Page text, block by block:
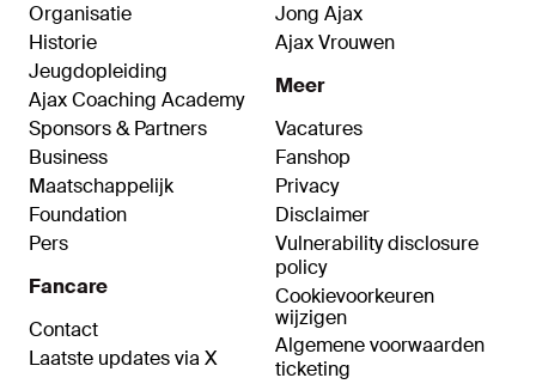
Organisatie
Historie
Jeugdopleiding
Ajax Coaching Academy
Sponsors & Partners
Business
Maatschappelijk
Foundation
Pers
Fancare
Contact
Laatste updates via X
Jong Ajax
Ajax Vrouwen
Meer
Vacatures
Fanshop
Privacy
Disclaimer
Vulnerability disclosure
policy
Cookievoorkeuren
wijzigen
Algemene voorwaarden
ticketing